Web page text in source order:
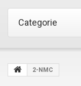
Categorie
2-NMC